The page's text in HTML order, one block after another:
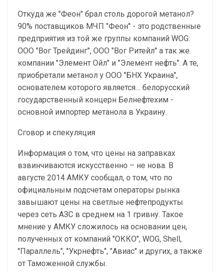
Откуда же "Феон" брал столь дорогой метанол?
90% поставщиков МЧП "Феон" - это родственные
предприятия из той же группы компаний WOG:
ООО "Вог Трейдинг", ООО "Вог Ритейл" а так же
компании "Элемент Ойл" и "Элемент нефть". А те,
приобретали метанол у ООО "БНХ Украина",
основателем которого является… белорусский
государственный концерн Белнефтехим -
основной импортер метанола в Украину.
Сговор и спекуляция
Информация о том, что цены на заправках
взвинчиваются искусственно – не нова. В
августе 2014 АМКУ сообщал, о том, что по
официальным подсчетам операторы рынка
завышают цены на светлые нефтепродукты
через сеть АЗС в среднем на 1 гривну. Такое
мнение у АМКУ сложилось на основании цен,
полученных от компаний "ОККО", WOG, Shell,
"Параллель", "Укрнефть", "Авиас" и других, а также
от Таможенной службы.